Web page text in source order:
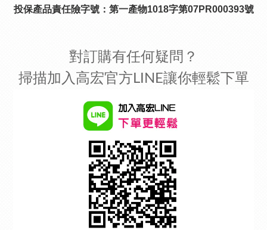
投保產品責任險字號： 第一產物1018字第07PR000393號
對訂購有任何疑問？
掃描加入高宏官方LINE讓你輕鬆下單